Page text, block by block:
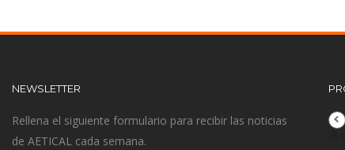
NEWSLETTER
Rellena el siguiente formulario para recibir las noticias
de AETICAL cada semana.